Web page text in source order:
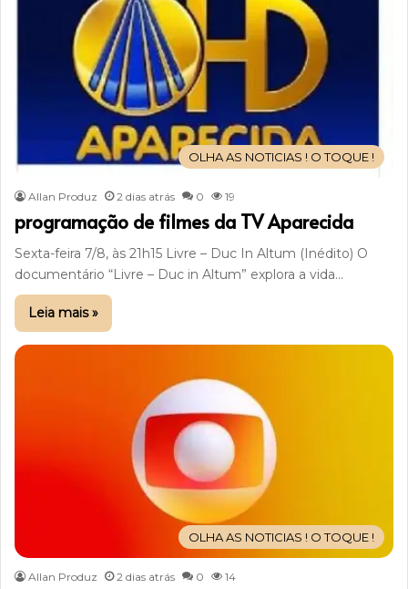
OLHA AS NOTICIAS ! O TOQUE !
Allan Produz 2 dias atrás 0 19
programação de filmes da TV Aparecida
Sexta-feira 7/8, às 21h15 Livre – Duc In Altum (Inédito) O
documentário “Livre – Duc in Altum” explora a vida…
Leia mais »
OLHA AS NOTICIAS ! O TOQUE !
Allan Produz 2 dias atrás 0 14